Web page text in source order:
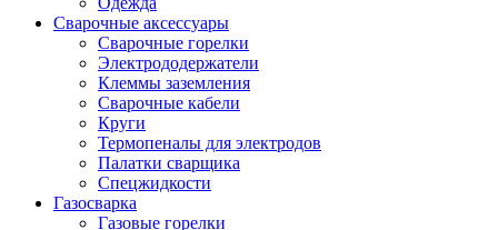
Сварочные аксессуары
Сварочные горелки
Электрододержатели
Клеммы заземления
Сварочные кабели
Круги
Термопеналы для электродов
Палатки сварщика
Спецжидкости
Газосварка
Газовые горелки